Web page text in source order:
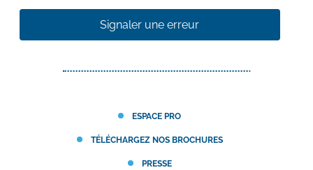
Signaler une erreur
ESPACE PRO
TÉLÉCHARGEZ NOS BROCHURES
PRESSE